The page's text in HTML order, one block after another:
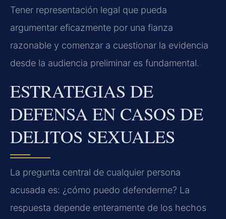
Tener representación legal que pueda
argumentar eficazmente por una fianza
razonable y comenzar a cuestionar la evidencia
desde la audiencia preliminar es fundamental.
ESTRATEGIAS DE
DEFENSA EN CASOS DE
DELITOS SEXUALES
La pregunta central de cualquier persona
acusada es: ¿cómo puedo defenderme? La
respuesta depende enteramente de los hechos